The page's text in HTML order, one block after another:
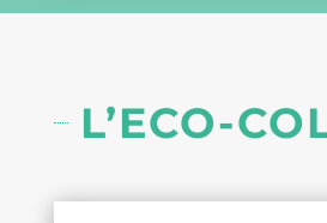
L’ECO-